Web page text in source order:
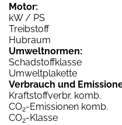
Motor:
kW / PS
Treibstoff
Hubraum
Umweltnormen:
Schadstoffklasse
Umweltplakette
Verbrauch und
Kraftstoffverbr. komb.
CO2-Emissionen komb.
CO2-Klasse